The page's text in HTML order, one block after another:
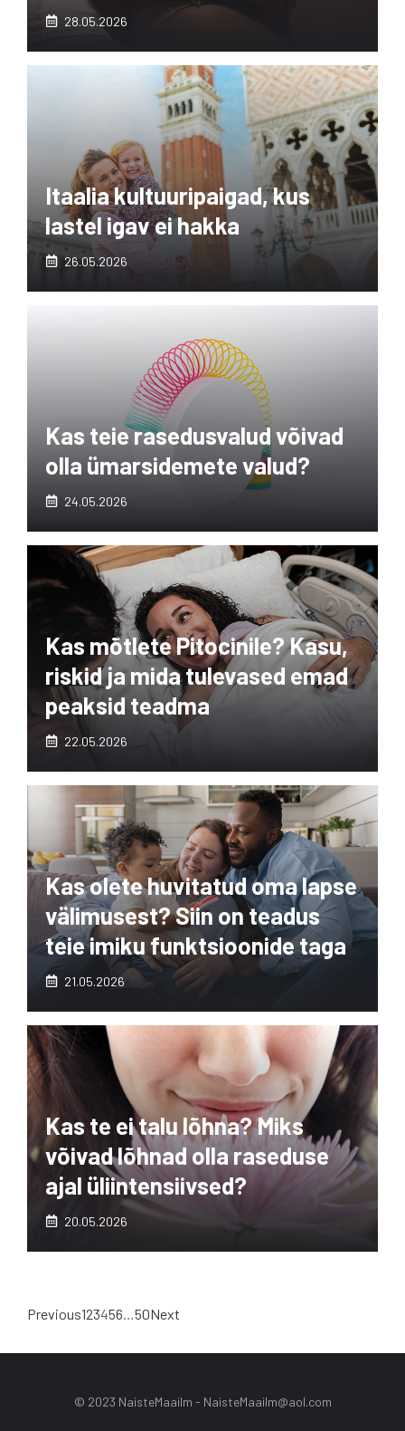
28.05.2026
Itaalia kultuuripaigad, kus
lastel igav ei hakka
26.05.2026
Kas teie rasedusvalud võivad
olla ümarsidemete valud?
24.05.2026
Kas mõtlete Pitocinile? Kasu,
riskid ja mida tulevased emad
peaksid teadma
22.05.2026
Kas olete huvitatud oma lapse
välimusest? Siin on teadus
teie imiku funktsioonide taga
21.05.2026
Kas te ei talu lõhna? Miks
võivad lõhnad olla raseduse
ajal üliintensiivsed?
20.05.2026
Previous123456 50Next
© 2023 NaisteMaailm - NaisteMaailm@aol.com